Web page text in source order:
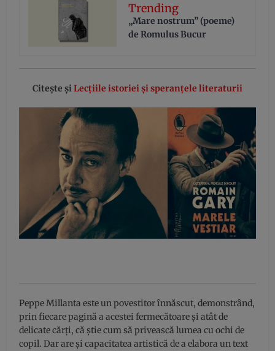
Trending
„Mare nostrum” (poeme)
de Romulus Bucur
Citește șiLecțiile istoriei și speranțele literaturii
Peppe Millanta este un povestitor înnăscut, demonstrând,
prin fiecare pagină a acestei fermecătoare și atât de
delicate cărți, că știe cum să privească lumea cu ochi de
copil. Dar are și capacitatea artistică de a elabora un text